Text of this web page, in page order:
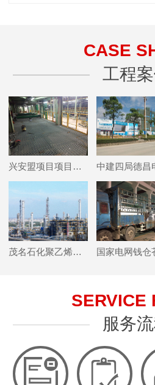
CASE
工程案
兴安盟项目项目工地
茂名石化聚乙烯项目
SERVICE
服务